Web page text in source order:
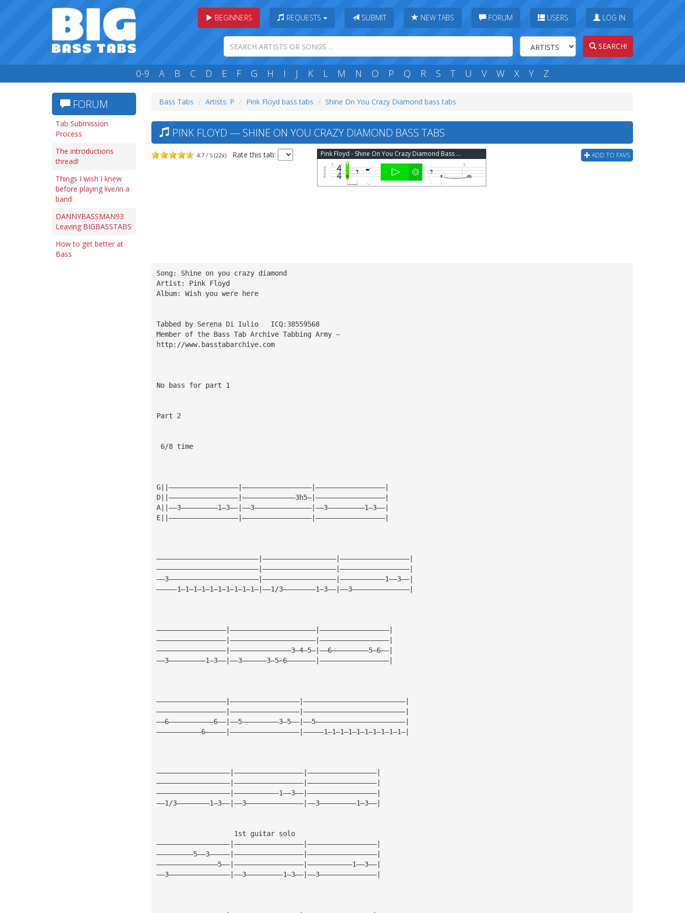
BEGINNERS REQUESTS SUBMIT NEW TABS FORUM USERS LOG IN
SEARCH!
0-9 A B C D E F G H I J K L M N O P Q R S T U V W X Y Z
FORUM
Tab Submission
Process
The introductions
thread!
Things I wish I knew
before playing live/in a
band
DANNYBASSMAN93
Leaving BIGBASSTABS
How to get better at
Bass
Bass Tabs Artists: P Pink Floyd bass tabs Shine On You Crazy Diamond bass tabs
PINK FLOYD — SHINE ON YOU CRAZY DIAMOND BASS TABS
4.7 / 5 (22x) Rate this tab: ADD TO FAVS
Pink Floyd - Shine On You Crazy Diamond Bass Tab
Song: Shine on you crazy diamond
Artist: Pink Floyd
Album: Wish you were here
Tabbed by Serena Di Iulio   ICQ:38559568
Member of the Bass Tab Archive Tabbing Army ~
http://www.basstabarchive.com
No bass for part 1
Part 2
6/8 time
G||—————————————————|—————————————————|—————————————————|
D||—————————————————|—————————————3h5—|—————————————————|
A||——3—————————1—3——|——3——————————————|——3—————————1—3——|
E||—————————————————|—————————————————|—————————————————|
—————————————————————————|——————————————————|—————————————————|
—————————————————————————|——————————————————|—————————————————|
——3——————————————————————|——————————————————|———————————1——3——|
—————1—1—1—1—1—1—1—1—1—1—|——1/3————————1—3——|——3——————————————|
—————————————————|—————————————————————|—————————————————|
—————————————————|—————————————————————|—————————————————|
—————————————————|———————————————3—4—5—|——6—————————5—6——|
——3—————————1—3——|——3——————3—5—6———————|—————————————————|
—————————————————|—————————————————|—————————————————————————|
—————————————————|—————————————————|—————————————————————————|
——6———————————6——|——5—————————3—5——|——5——————————————————————|
———————————6—————|—————————————————|—————1—1—1—1—1—1—1—1—1—1—|
——————————————————|—————————————————|—————————————————|
——————————————————|—————————————————|—————————————————|
——————————————————|———————————1——3——|—————————————————|
——1/3————————1—3——|——3——————————————|——3—————————1—3——|
                   1st guitar solo
——————————————————|—————————————————|—————————————————|
—————————5——3—————|—————————————————|—————————————————|
———————————————5——|—————————————————|———————————1——3——|
——3———————————————|——3—————————1—3——|——3——————————————|